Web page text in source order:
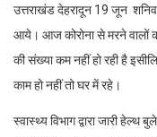
उत्तराखंड देहरादून 19 जून
आये। आज कोरोना से मरने वालों
की संख्या कम नहीं हो रही है
काम हो नहीं तो घर में रहे।
स्वास्थ्य विभाग द्वारा जारी